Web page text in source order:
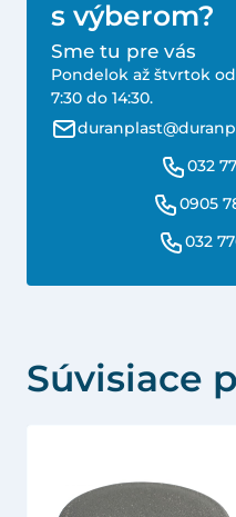
s výberom?
Sme tu pre vás
Pondelok až štvrtok
7:30 do 14:30.
032
0905
032
Súvisiace